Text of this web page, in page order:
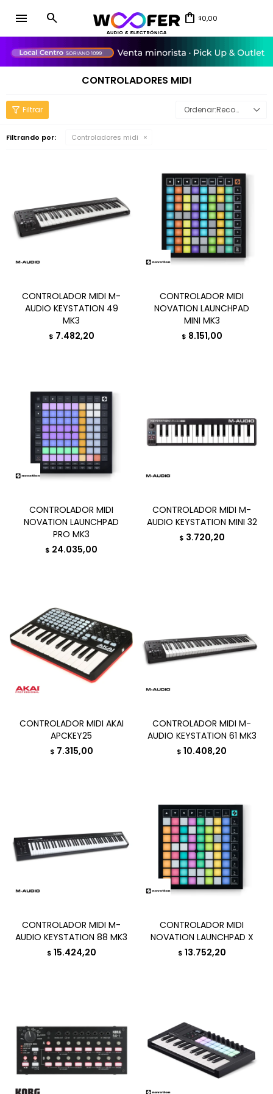
menu $0,00
CONTROLADORES MIDI
Recomendados
Filtrando por: Controladores midi
CONTROLADOR MIDI M-
AUDIO KEYSTATION 49
MK3
$ 7.482,20
CONTROLADOR MIDI
NOVATION LAUNCHPAD
MINI MK3
$ 8.151,00
CONTROLADOR MIDI
NOVATION LAUNCHPAD
PRO MK3
$ 24.035,00
CONTROLADOR MIDI M-
AUDIO KEYSTATION MINI 32
$ 3.720,20
CONTROLADOR MIDI AKAI
APCKEY25
$ 7.315,00
CONTROLADOR MIDI M-
AUDIO KEYSTATION 61 MK3
$ 10.408,20
CONTROLADOR MIDI M-
AUDIO KEYSTATION 88 MK3
$ 15.424,20
CONTROLADOR MIDI
NOVATION LAUNCHPAD X
$ 13.752,20
close